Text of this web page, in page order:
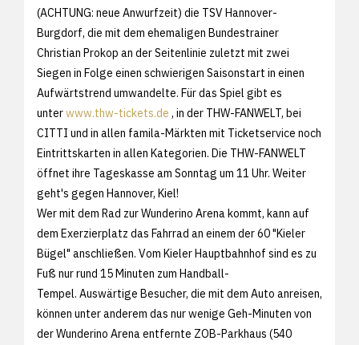
(ACHTUNG: neue Anwurfzeit) die TSV Hannover-
Burgdorf, die mit dem ehemaligen Bundestrainer
Christian Prokop an der Seitenlinie zuletzt mit zwei
Siegen in Folge einen schwierigen Saisonstart in einen
Aufwärtstrend umwandelte. Für das Spiel gibt es
unterwww.thw-tickets.de , in der THW-FANWELT, bei
CITTI und in allen famila-Märkten mit Ticketservice noch
Eintrittskarten in allen Kategorien. Die THW-FANWELT
öffnet ihre Tageskasse am Sonntag um 11 Uhr. Weiter
geht's gegen Hannover, Kiel!
Wer mit dem Rad zur Wunderino Arena kommt, kann auf
dem Exerzierplatz das Fahrrad an einem der 60 "Kieler
Bügel" anschließen. Vom Kieler Hauptbahnhof sind es zu
Fuß nur rund 15 Minuten zum Handball-
Tempel. Auswärtige Besucher, die mit dem Auto anreisen,
können unter anderem das nur wenige Geh-Minuten von
der Wunderino Arena entfernte ZOB-Parkhaus (540